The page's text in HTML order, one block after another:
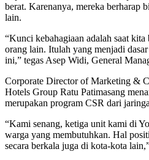
berat. Karenanya, mereka berharap
lain.
“Kunci kebahagiaan adalah saat kita
orang lain. Itulah yang menjadi
ini,” tegas Asep Widi, General
Corporate Director of Marketing &
Hotels Group Ratu Patimasang
merupakan program CSR dari
“Kami senang, ketiga unit kami di
warga yang membutuhkan. Hal
secara berkala juga di kota-kota